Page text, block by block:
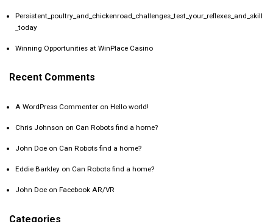
Persistent_poultry_and_chickenroad_challenges_test_your_reflexes_and_skill
_today
Winning Opportunities at WinPlace Casino
Recent Comments
A WordPress Commenter on Hello world!
Chris Johnson on Can Robots find a home?
John Doe on Can Robots find a home?
Eddie Barkley on Can Robots find a home?
John Doe on Facebook AR/VR
Categories